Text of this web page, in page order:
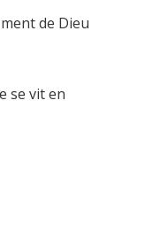
de Dieu
se vit en